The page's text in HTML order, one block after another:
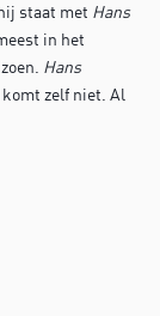
staat met Hans
in het
Hans
komt zelf niet. Al